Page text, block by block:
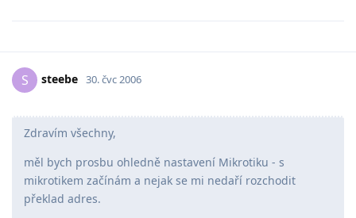
S steebe 30. čvc 2006
Zdravím všechny,
měl bych prosbu ohledně nastavení Mikrotiku - s
mikrotikem začínám a nejak se mi nedaří rozchodit
překlad adres.